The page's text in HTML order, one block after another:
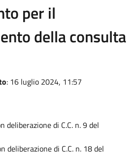
per il
della consulta
: 16 luglio 2024, 11:57
deliberazione di C.C. n. 9 del
deliberazione di C.C. n. 18 del